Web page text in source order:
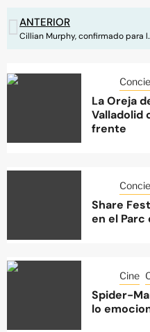
ANTERIOR
Cillian Murphy,
La Oreja
Valladolid
frente
Share
en el Parc
Cine
Spider-
lo